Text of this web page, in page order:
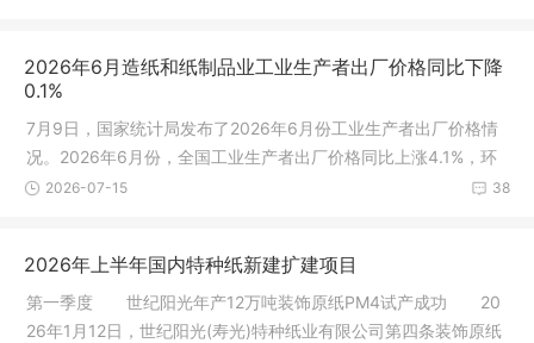
2026年6月造纸和纸制品业工业生产者出厂价格同比下降
0.1%
7月9日，国家统计局发布了2026年6月份工业生产者出厂价格情
况。2026年6月份，全国工业生产者出厂价格同比上涨4.1%，环
比下降0.3%
38
2026-07-15
2026年上半年国内特种纸新建扩建项目
第一季度 世纪阳光年产12万吨装饰原纸PM4试产成功 20
26年1月12日，世纪阳光(寿光)特种纸业有限公司第四条装饰原纸